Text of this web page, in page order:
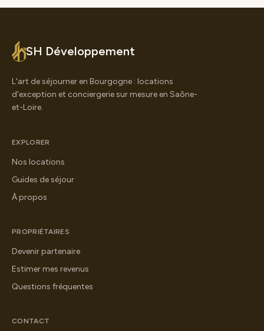
SH Développement
L'art de séjourner en Bourgogne : locations
d'exception et conciergerie sur mesure en Saône-
et-Loire.
EXPLORER
Nos locations
Guides de séjour
À propos
PROPRIÉTAIRES
Devenir partenaire
Estimer mes revenus
Questions fréquentes
CONTACT